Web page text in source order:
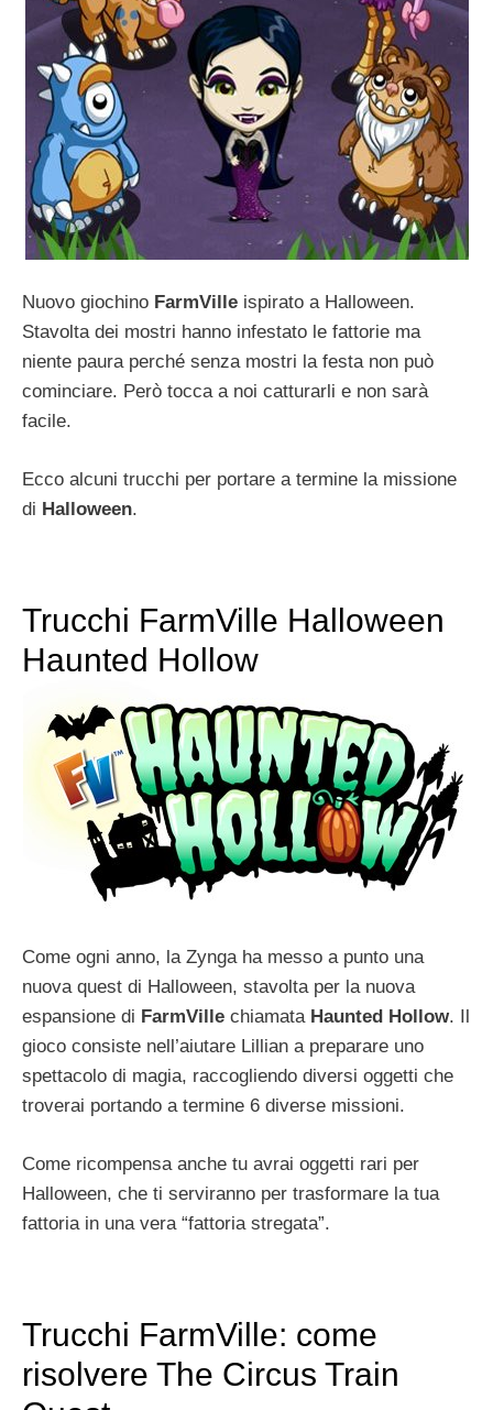
Nuovo giochino FarmVille ispirato a Halloween.
Stavolta dei mostri hanno infestato le fattorie ma
niente paura perché senza mostri la festa non può
cominciare. Però tocca a noi catturarli e non sarà
facile.
Ecco alcuni trucchi per portare a termine la missione
di Halloween.
Trucchi FarmVille Halloween
Haunted Hollow
Come ogni anno, la Zynga ha messo a punto una
nuova quest di Halloween, stavolta per la nuova
espansione di FarmVille chiamata Haunted Hollow. Il
gioco consiste nell’aiutare Lillian a preparare uno
spettacolo di magia, raccogliendo diversi oggetti che
troverai portando a termine 6 diverse missioni.
Come ricompensa anche tu avrai oggetti rari per
Halloween, che ti serviranno per trasformare la tua
fattoria in una vera “fattoria stregata”.
Trucchi FarmVille: come
risolvere The Circus Train